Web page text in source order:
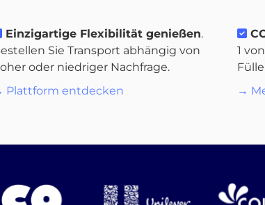
Einzigartige Flexibilität genießen.
Sie Transport abhängig von
oder niedriger Nachfrage.
Plattform entdecken
1
→